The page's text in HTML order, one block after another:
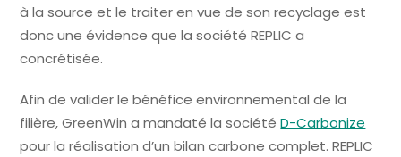
à la source et le traiter en vue de son recyclage est
donc une évidence que la société REPLIC a
concrétisée.
Afin de valider le bénéfice environnemental de la
filière, GreenWin a mandaté la sociétéD-Carbonize
pour la réalisation d’un bilan carbone complet. REPLIC